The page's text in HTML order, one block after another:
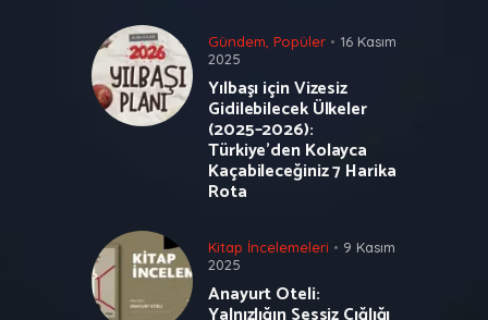
Gündem Popüler
16 Kasım
2025
Yılbaşı için Vizesiz
Gidilebilecek Ülkeler
(2025–2026):
Türkiye’den Kolayca
Kaçabileceğiniz 7 Harika
Rota
Kitap İncelemeleri
9 Kasım
2025
Anayurt Oteli: